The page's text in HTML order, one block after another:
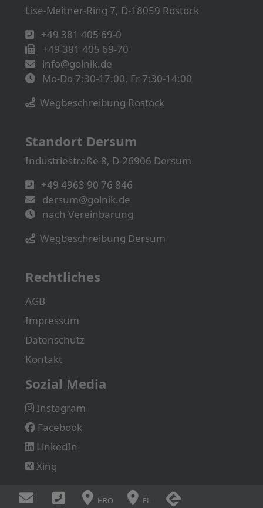
HRO EL
Lise-Meitner-Ring 7, D-18059 Rostock
+49 381 405 69-0
+49 381 405 69-70
info@golnik.de
Mo-Do 7:30-17:00, Fr 7:30-14:00
Wegbeschreibung Rostock
Standort Dersum
Industriestraße 8, D-26906 Dersum
+49 4963 90 76 846
dersum@golnik.de
nach Vereinbarung
Wegbeschreibung Dersum
Rechtliches
AGB
Impressum
Datenschutz
Kontakt
Sozial Media
Instagram
Facebook
LinkedIn
Xing